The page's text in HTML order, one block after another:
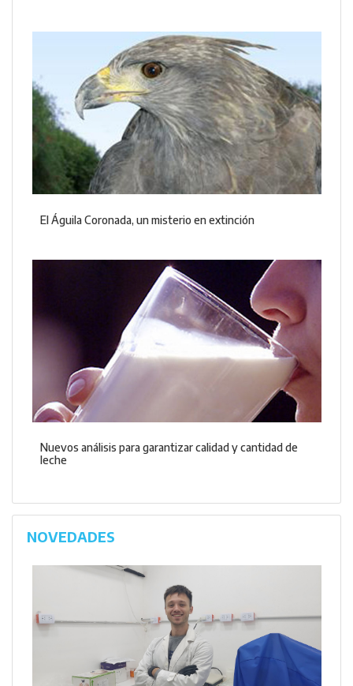
El Águila Coronada, un misterio en extinción
Nuevos análisis para garantizar calidad y cantidad de
leche
NOVEDADES